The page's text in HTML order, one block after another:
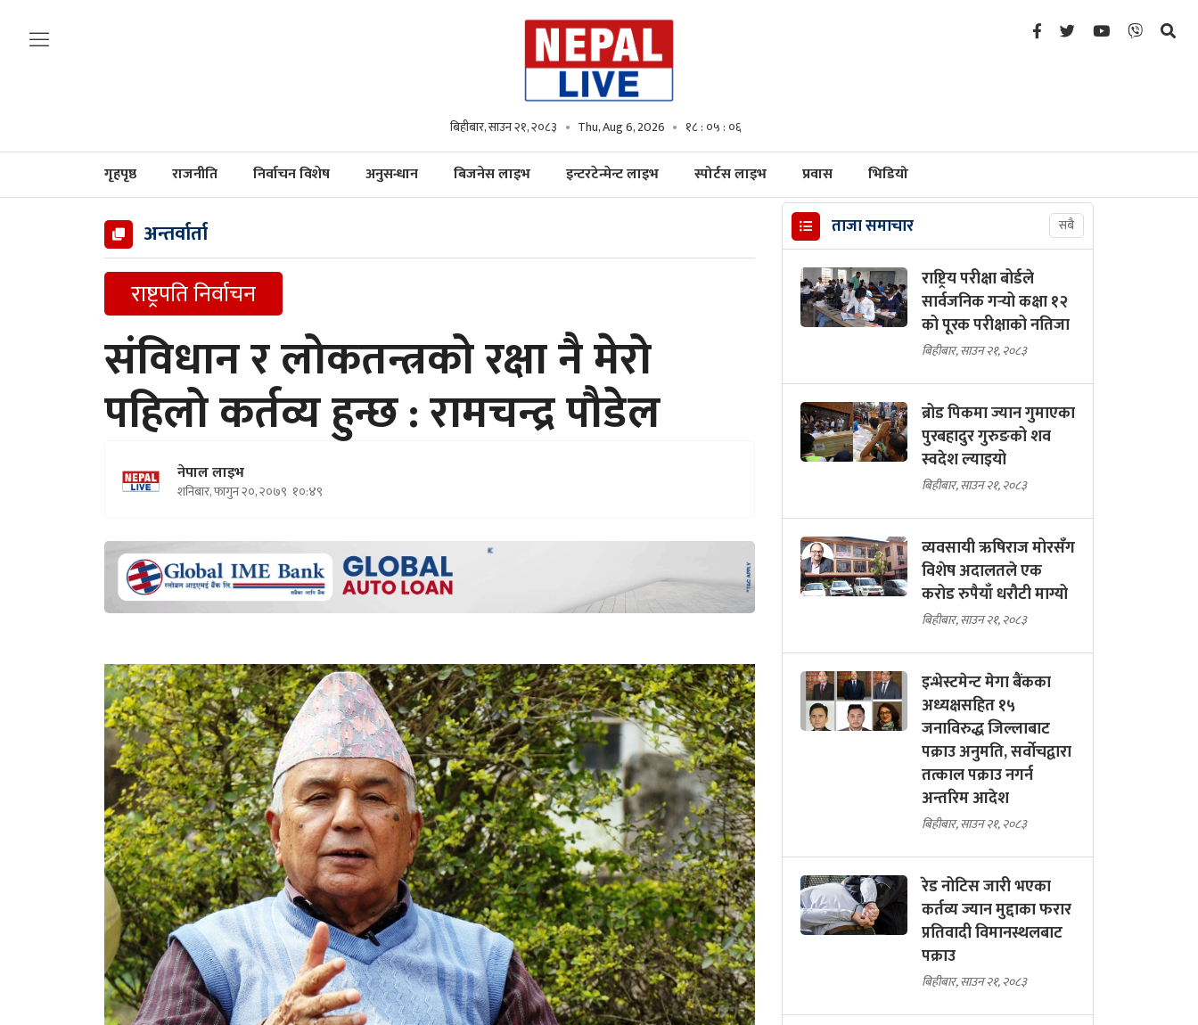
बिहीबार, साउन २१, २०८३ Thu, Aug 6, 2026 १८ : ०५ : ०८
गृहपृष्ठ राजनीति निर्वाचन विशेष अनुसन्धान बिजनेस लाइभ इन्टरटेन्मेन्ट लाइभ स्पोर्टस लाइभ प्रवास भिडियो
अन्तर्वार्ता
राष्ट्रपति निर्वाचन
संविधान र लोकतन्त्रको रक्षा नै मेरो
पहिलो कर्तव्य हुन्छ : रामचन्द्र पौडेल
नेपाल लाइभ
शनिबार, फागुन २०, २०७९ १०:४९
ताजा समाचार सबै
राष्ट्रिय परीक्षा बोर्डले
सार्वजनिक गर्‍यो कक्षा १२
को पूरक परीक्षाको नतिजा
बिहीबार, साउन २१, २०८३
ब्रोड पिकमा ज्यान गुमाएका
पुरबहादुर गुरुङको शव
स्वदेश ल्याइयो
बिहीबार, साउन २१, २०८३
व्यवसायी ऋषिराज मोरसँग
विशेष अदालतले एक
करोड रुपैयाँ धरौटी माग्यो
बिहीबार, साउन २१, २०८३
इन्भेस्टमेन्ट मेगा बैंकका
अध्यक्षसहित १५
जनाविरुद्ध जिल्लाबाट
पक्राउ अनुमति, सर्वोचद्वारा
तत्काल पक्राउ नगर्न
अन्तरिम आदेश
बिहीबार, साउन २१, २०८३
रेड नोटिस जारी भएका
कर्तव्य ज्यान मुद्दाका फरार
प्रतिवादी विमानस्थलबाट
पक्राउ
बिहीबार, साउन २१, २०८३